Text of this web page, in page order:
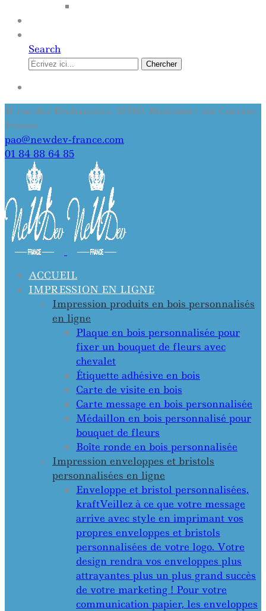
Search
Chercher
11 rue des Brabançons, 19360, Malemort sur Correze,
France
pao@newdev-france.com
01 84 88 64 85
ACCUEIL
IMPRESSION EN LIGNE
Impression produits en bois personnalisés
en ligne
Plaque en bois personnalisée pour
fixer un bouquet de fleurs avec
chevalet
Étiquette adhésive en bois
Carte de visite en bois
Carte message en bois personnalisée
Médaillon en bois personnalisé pour
bouquet de fleurs
Boîte ronde en bois personnalisée
Impression enveloppes et bristols
personnalisées en ligne
Enveloppe et bristol personnalisées,
kraftVeillez à ce que votre message
arrive avec style en imprimant vos
propres enveloppes et bristols
personnalisées de votre logo. Votre
design rendra vos enveloppes plus
attrayantes plus un plus grand succès
de votre marketing ! Pour votre
communication papier, les enveloppes